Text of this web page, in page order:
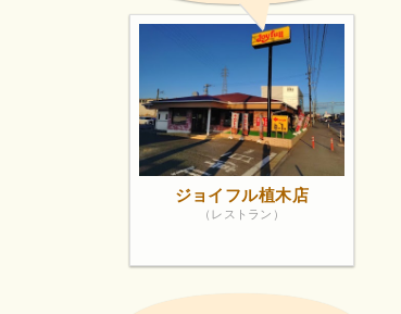
ジョイフル植木店
（レストラン）